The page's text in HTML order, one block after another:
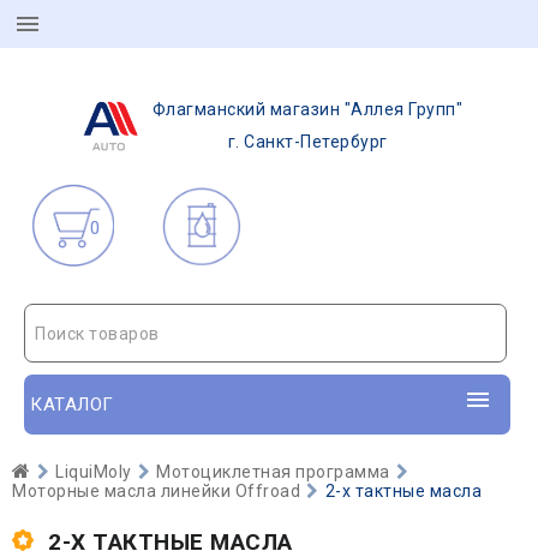
Флагманский магазин "Аллея Групп"
г. Санкт-Петербург
0
Поиск товаров
КАТАЛОГ
LiquiMoly
Мотоциклетная программа
Моторные масла линейки Offroad
2-х тактные масла
2-Х ТАКТНЫЕ МАСЛА